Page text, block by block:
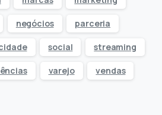
negócios parceria
social streaming
varejo vendas